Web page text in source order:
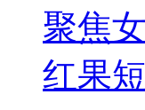
聚焦
红果